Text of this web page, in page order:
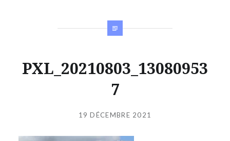
PXL_20210803_13080953
7
Publié
JIBS
le19 DÉCEMBRE 2021